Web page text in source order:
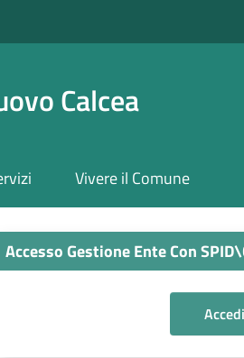
Calcea
Vivere il Comune
Accesso Gestione Ente Con